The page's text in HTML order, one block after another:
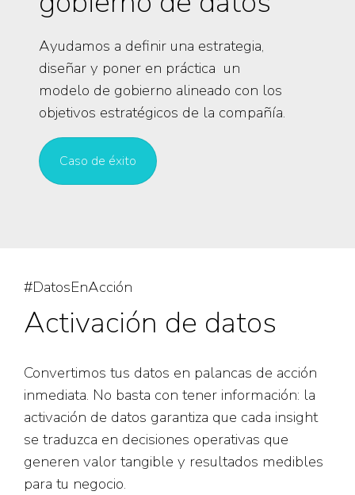
Ayudamos a definir una estrategia,
diseñar y poner en práctica un
modelo de gobierno alineado con los
objetivos estratégicos de la compañía.
Caso de éxito
#DatosEnAcción
Activación de datos
Convertimos tus datos en palancas de acción
inmediata. No basta con tener información: la
activación de datos garantiza que cada insight
se traduzca en decisiones operativas que
generen valor tangible y resultados medibles
para tu negocio.